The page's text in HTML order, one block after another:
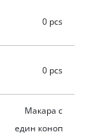
Осигурена е и
е член на
батерии от
инструмент
18 V батерии.
отделно.
0 pcs
0 pcs
Макара с
един коноп